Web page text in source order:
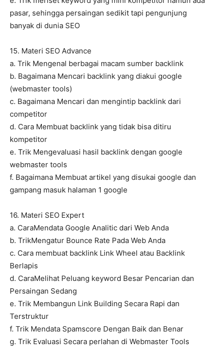
pasar, sehingga persaingan sedikit tapi pengunjung
banyak di dunia SEO
15. Materi SEO Advance
a. Trik Mengenal berbagai macam sumber backlink
b. Bagaimana Mencari backlink yang diakui google
(webmaster tools)
c. Bagaimana Mencari dan mengintip backlink dari
competitor
d. Cara Membuat backlink yang tidak bisa ditiru
kompetitor
e. Trik Mengevaluasi hasil backlink dengan google
webmaster tools
f. Bagaimana Membuat artikel yang disukai google dan
gampang masuk halaman 1 google
16. Materi SEO Expert
a. CaraMendata Google Analitic dari Web Anda
b. TrikMengatur Bounce Rate Pada Web Anda
c. Cara membuat backlink Link Wheel atau Backlink
Berlapis
d. CaraMelihat Peluang keyword Besar Pencarian dan
Persaingan Sedang
e. Trik Membangun Link Building Secara Rapi dan
Terstruktur
f. Trik Mendata Spamscore Dengan Baik dan Benar
g. Trik Evaluasi Secara perlahan di Webmaster Tools